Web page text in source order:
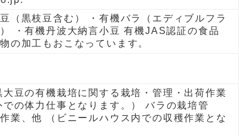
（黒枝豆含む） ・有機バラ（エディブルフラ
・有機丹波大納言小豆 有機JAS認証の食品
の加工もおこなっています。
大豆の有機栽培に関する栽培・管理・出荷作業
の体力仕事となります。） バラの栽培管
業、他 （ビニールハウス内での収穫作業とな